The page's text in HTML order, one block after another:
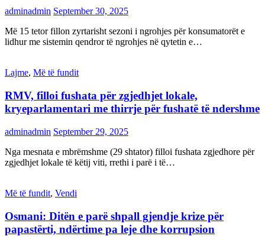
adminadmin September 30, 2025
Më 15 tetor fillon zyrtarisht sezoni i ngrohjes për konsumatorët e
lidhur me sistemin qendror të ngrohjes në qytetin e…
Lajme, Më të fundit
RMV, filloi fushata për zgjedhjet lokale,
kryeparlamentari me thirrje për fushatë të ndershme
adminadmin September 29, 2025
Nga mesnata e mbrëmshme (29 shtator) filloi fushata zgjedhore për
zgjedhjet lokale të këtij viti, rrethi i parë i të…
Më të fundit, Vendi
Osmani: Ditën e parë shpall gjendje krize për
papastërti, ndërtime pa leje dhe korrupsion